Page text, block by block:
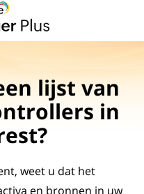
lijst van
in
weet u dat het
en bronnen in uw